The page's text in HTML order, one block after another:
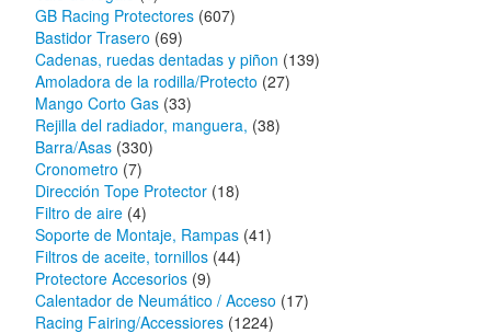
GB Racing Protectores (607)
Bastidor Trasero (69)
Cadenas, ruedas dentadas y piñon (139)
Amoladora de la rodilla/Protecto (27)
Mango Corto Gas (33)
Rejilla del radiador, manguera, (38)
Barra/Asas (330)
Cronometro (7)
Dirección Tope Protector (18)
Filtro de aire (4)
Soporte de Montaje, Rampas (41)
Filtros de aceite, tornillos (44)
Protectore Accesorios (9)
Calentador de Neumático / Acceso (17)
Racing Fairing/Accessiores (1224)